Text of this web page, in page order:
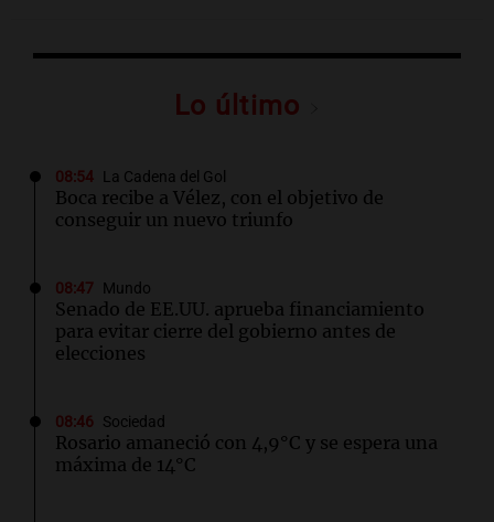
Lo último
08:54 La Cadena del Gol
Boca recibe a Vélez, con el objetivo de
conseguir un nuevo triunfo
08:47 Mundo
Senado de EE.UU. aprueba financiamiento
para evitar cierre del gobierno antes de
elecciones
08:46 Sociedad
Rosario amaneció con 4,9°C y se espera una
máxima de 14°C